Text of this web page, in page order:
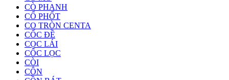
CÒ PHANH
CỔ PHỐT
CO TRÒN CENTA
CỐC ĐỀ
CỌC LÁI
CỐC LỌC
CÒI
CÔN